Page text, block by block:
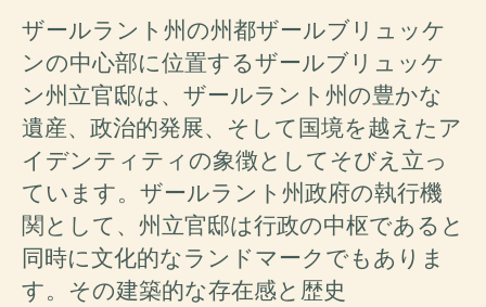
ザールラント州の州都ザールブリュッケ
ンの中心部に位置するザールブリュッケ
ン州立官邸は、ザールラント州の豊かな
遺産、政治的発展、そして国境を越えたア
イデンティティの象徴としてそびえ立っ
ています。ザールラント州政府の執行機
関として、州立官邸は行政の中枢であると
同時に文化的なランドマークでもありま
す。その建築的な存在感と歴史